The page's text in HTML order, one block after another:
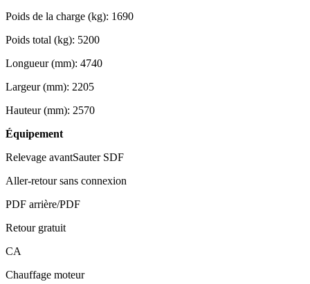
Poids de la charge (kg): 1690
Poids total (kg): 5200
Longueur (mm): 4740
Largeur (mm): 2205
Hauteur (mm): 2570
Équipement
Relevage avantSauter SDF
Aller-retour sans connexion
PDF arrière/PDF
Retour gratuit
CA
Chauffage moteur